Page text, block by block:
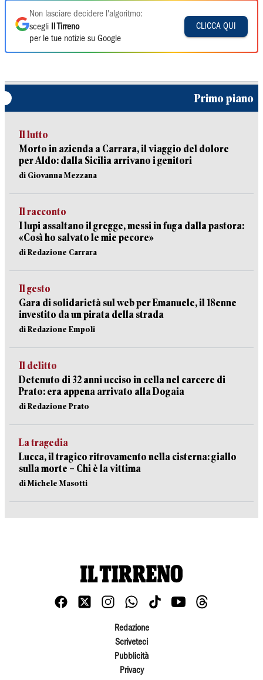
Non lasciare decidere l'algoritmo:
scegli
Il Tirreno
per le tue notizie su Google
CLICCA QUI
Primo piano
Il lutto
Morto in azienda a Carrara, il viaggio del dolore
per Aldo: dalla Sicilia arrivano i genitori
di Giovanna Mezzana
Il racconto
I lupi assaltano il gregge, messi in fuga dalla pastora:
«Così ho salvato le mie pecore»
di Redazione Carrara
Il gesto
Gara di solidarietà sul web per Emanuele, il 18enne
investito da un pirata della strada
di Redazione Empoli
Il delitto
Detenuto di 32 anni ucciso in cella nel carcere di
Prato: era appena arrivato alla Dogaia
di Redazione Prato
La tragedia
Lucca, il tragico ritrovamento nella cisterna: giallo
sulla morte – Chi è la vittima
di Michele Masotti
Redazione
Scriveteci
Pubblicità
Privacy